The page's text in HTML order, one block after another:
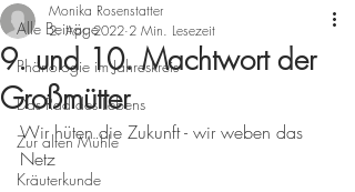
Alle Beiträge
Phänologie im Jahreskreis
Das Rad des Lebens
Zur alten Mühle
Kräuterkunde
9. und 10. Machtwort der
Großmütter
Monika Rosenstatter
2. Apr. 2022 2 Min. Lesezeit
Wir hüten die Zukunft - wir weben das
Netz